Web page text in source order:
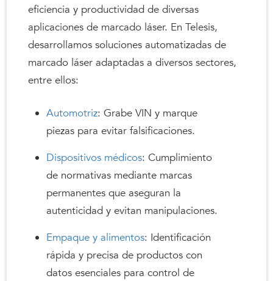
eficiencia y productividad de diversas
aplicaciones de marcado láser. En Telesis,
desarrollamos soluciones automatizadas de
marcado láser adaptadas a diversos sectores,
entre ellos:
Automotriz: Grabe VIN y marque
piezas para evitar falsificaciones.
Dispositivos médicos: Cumplimiento
de normativas mediante marcas
permanentes que aseguran la
autenticidad y evitan manipulaciones.
Empaque y alimentos: Identificación
rápida y precisa de productos con
datos esenciales para control de